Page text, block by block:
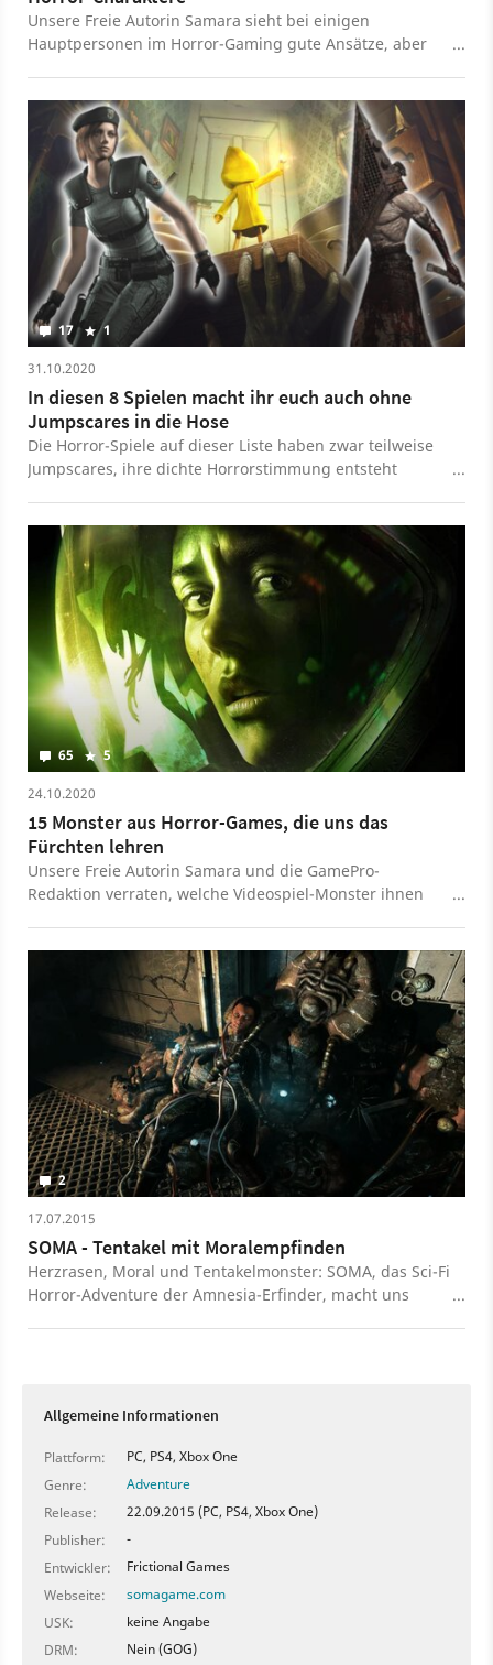
Unsere Freie Autorin Samara sieht bei einigen
Hauptpersonen im Horror-Gaming gute Ansätze, aber
17 1
31.10.2020
In diesen 8 Spielen macht ihr euch auch ohne
Jumpscares in die Hose
Die Horror-Spiele auf dieser Liste haben zwar teilweise
Jumpscares, ihre dichte Horrorstimmung entsteht
65 5
24.10.2020
15 Monster aus Horror-Games, die uns das
Fürchten lehren
Unsere Freie Autorin Samara und die GamePro-
Redaktion verraten, welche Videospiel-Monster ihnen
2
17.07.2015
SOMA - Tentakel mit Moralempfinden
Herzrasen, Moral und Tentakelmonster: SOMA, das Sci-Fi
Horror-Adventure der Amnesia-Erfinder, macht uns
Allgemeine Informationen
Plattform:
PC, PS4, Xbox One
Genre:
Adventure
Release:
22.09.2015 (PC, PS4, Xbox One)
Publisher:
-
Entwickler:
Frictional Games
Webseite:
somagame.com
USK:
keine Angabe
DRM:
Nein (GOG)